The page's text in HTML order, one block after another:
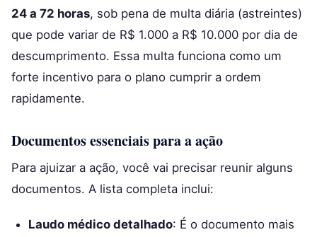
24 a 72 horas, sob pena de multa diária (astreintes)
que pode variar de R$ 1.000 a R$ 10.000 por dia de
descumprimento. Essa multa funciona como um
forte incentivo para o plano cumprir a ordem
rapidamente.
Documentos essenciais para a ação
Para ajuizar a ação, você vai precisar reunir alguns
documentos. A lista completa inclui:
Laudo médico detalhado: É o documento mais